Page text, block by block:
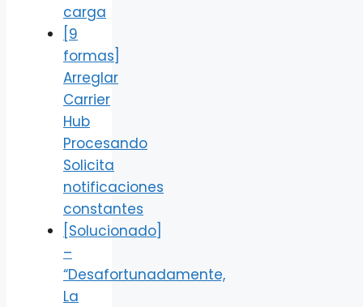
carga
[9
formas]
Arreglar
Carrier
Hub
Procesando
Solicita
notificaciones
constantes
[Solucionado]
–
“Desafortunadamente,
La